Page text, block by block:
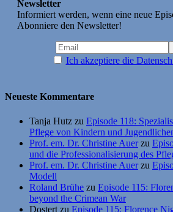
Newsletter
Informiert werden, wenn eine neue
Abonniere den Newsletter!
Ich akzeptiere die
Neueste Kommentare
Tanja Hutz zu Episode 118:
Pflege von Kindern und
Prof. em. Dr. Christine Auerzu
und die Professionalisierung des
Prof. em. Dr. Christine Auerzu
Modell
Roland Brühe zu Episode 115:
beyond the Crimean War
Dostert zu Episode 115: Florence